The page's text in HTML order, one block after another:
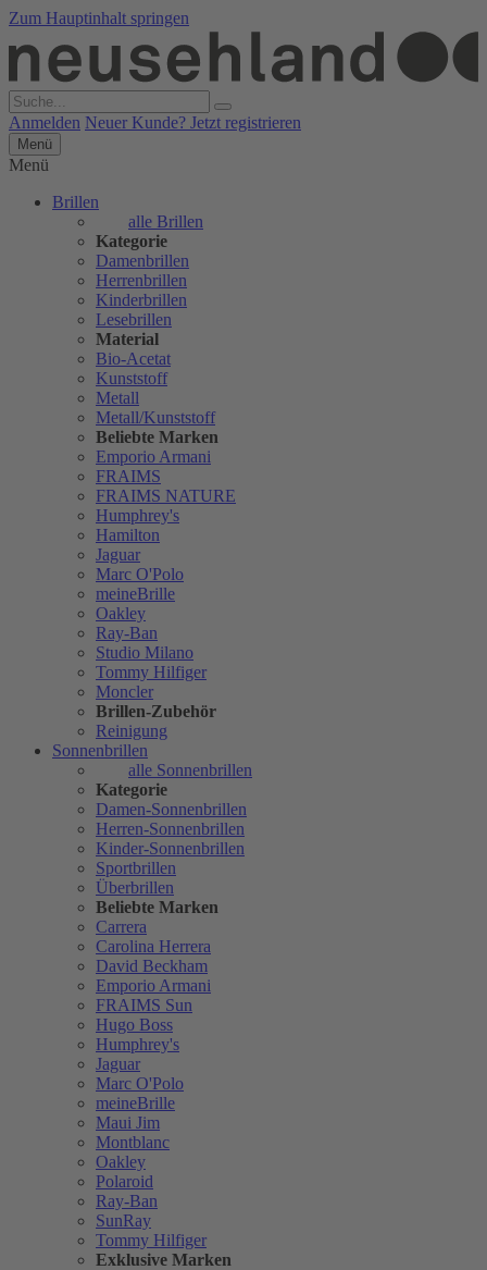
Zum Hauptinhalt springen
Anmelden Neuer Kunde? Jetzt registrieren
Menü
Menü
Brillen
alle Brillen
Kategorie
Damenbrillen
Herrenbrillen
Kinderbrillen
Lesebrillen
Material
Bio-Acetat
Kunststoff
Metall
Metall/Kunststoff
Beliebte Marken
Emporio Armani
FRAIMS
FRAIMS NATURE
Humphrey's
Hamilton
Jaguar
Marc O'Polo
meineBrille
Oakley
Ray-Ban
Studio Milano
Tommy Hilfiger
Moncler
Brillen-Zubehör
Reinigung
Sonnenbrillen
alle Sonnenbrillen
Kategorie
Damen-Sonnenbrillen
Herren-Sonnenbrillen
Kinder-Sonnenbrillen
Sportbrillen
Überbrillen
Beliebte Marken
Carrera
Carolina Herrera
David Beckham
Emporio Armani
FRAIMS Sun
Hugo Boss
Humphrey's
Jaguar
Marc O'Polo
meineBrille
Maui Jim
Montblanc
Oakley
Polaroid
Ray-Ban
SunRay
Tommy Hilfiger
Exklusive Marken